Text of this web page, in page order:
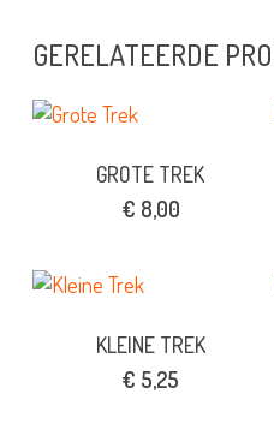
GERELATEERDE
GROTE TREK
€ 8,00
KLEINE TREK
€ 5,25